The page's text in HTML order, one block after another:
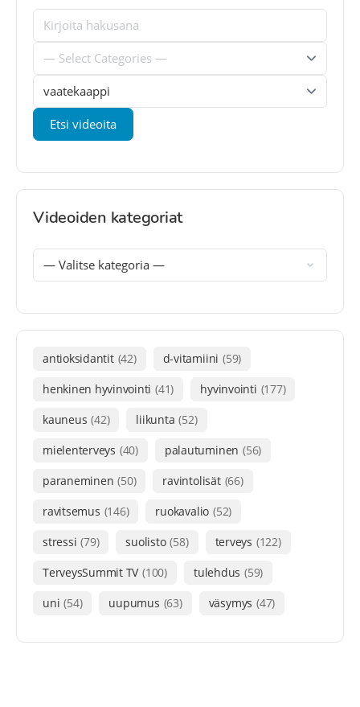
Videoiden kategoriat
antioksidantit (42) d-vitamiini (59)
henkinen hyvinvointi (41) hyvinvointi (177)
kauneus (42) liikunta (52)
mielenterveys (40) palautuminen (56)
paraneminen (50) ravintolisät (66)
ravitsemus (146) ruokavalio (52)
stressi (79) suolisto (58) terveys (122)
TerveysSummit TV (100) tulehdus (59)
uni (54) uupumus (63) väsymys (47)